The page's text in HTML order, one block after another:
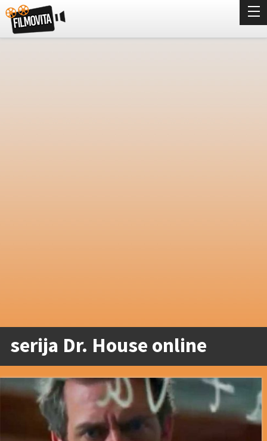
serija Dr. House online